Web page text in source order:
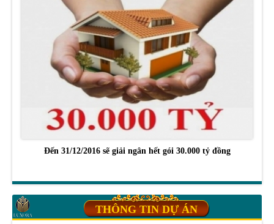
Đến 31/12/2016 sẽ giải ngân hết gói 30.000 tỷ đồng
THÔNG TIN DỰ ÁN